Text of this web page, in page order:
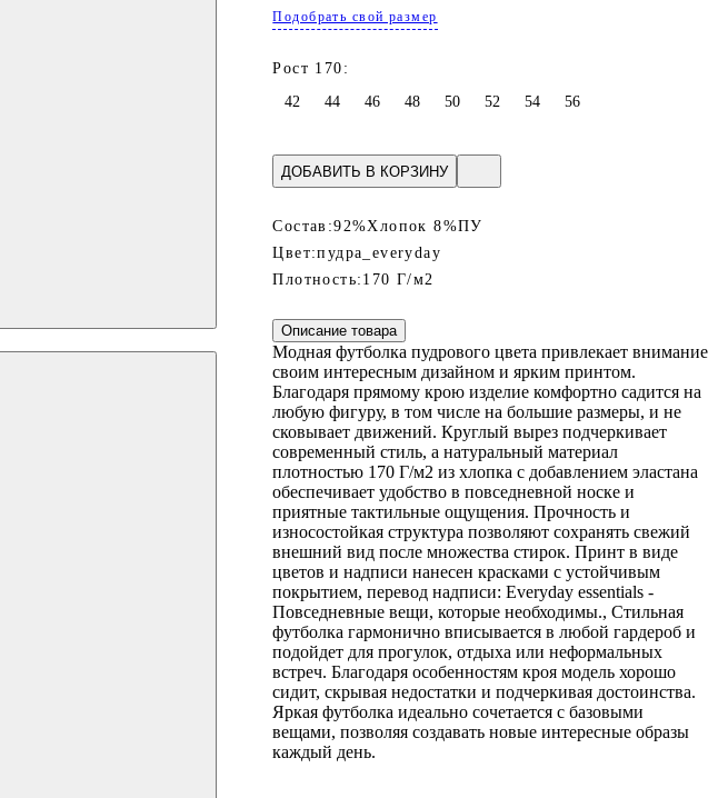
Подобрать свой размер
Рост 170:
42
44 46 48 50 52 54 56
ДОБАВИТЬ В КОРЗИНУ
Состав:92%Хлопок 8%ПУ
Цвет:пудра_everyday
Плотность: 170 Г/м2
Описание товара
Модная футболка пудрового цвета привлекает внимание
своим интересным дизайном и ярким принтом.
Благодаря прямому крою изделие комфортно садится на
любую фигуру, в том числе на большие размеры, и не
сковывает движений. Круглый вырез подчеркивает
современный стиль, а натуральный материал
плотностью 170 Г/м2 из хлопка с добавлением эластана
обеспечивает удобство в повседневной носке и
приятные тактильные ощущения. Прочность и
износостойкая структура позволяют сохранять свежий
внешний вид после множества стирок. Принт в виде
цветов и надписи нанесен красками с устойчивым
покрытием, перевод надписи: Everyday essentials -
Повседневные вещи, которые необходимы., Стильная
футболка гармонично вписывается в любой гардероб и
подойдет для прогулок, отдыха или неформальных
встреч. Благодаря особенностям кроя модель хорошо
сидит, скрывая недостатки и подчеркивая достоинства.
Яркая футболка идеально сочетается с базовыми
вещами, позволяя создавать новые интересные образы
каждый день.